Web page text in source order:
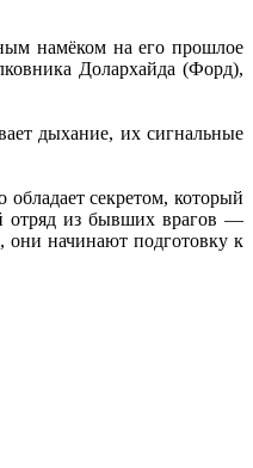
намёком на его прошлое
Долархайда (Форд),
дыхание, их сигнальные
секретом, который
отряд из бывших врагов —
они начинают подготовку к